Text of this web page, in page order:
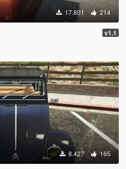
17.801 214
v1.1
8.427 165